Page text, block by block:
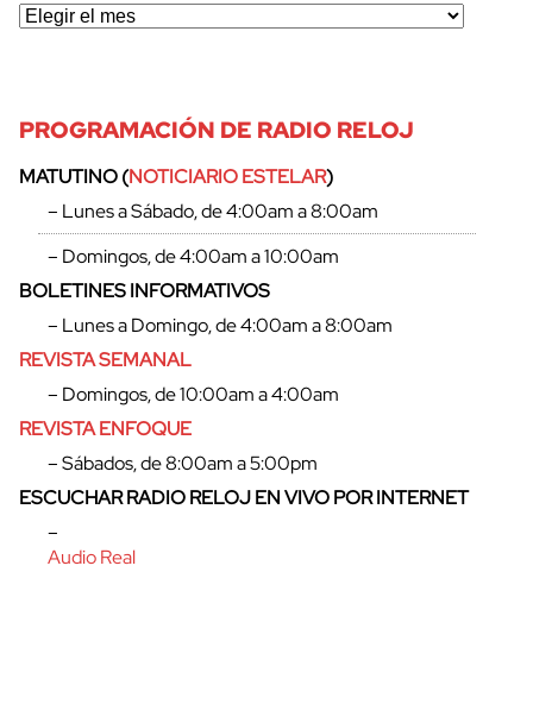
cerrar
PROGRAMACIÓN DE RADIO RELOJ
MATUTINO (NOTICIARIO ESTELAR)
– Lunes a Sábado, de 4:00am a 8:00am
– Domingos, de 4:00am a 10:00am
BOLETINES INFORMATIVOS
– Lunes a Domingo, de 4:00am a 8:00am
REVISTA SEMANAL
– Domingos, de 10:00am a 4:00am
REVISTA ENFOQUE
– Sábados, de 8:00am a 5:00pm
ESCUCHAR RADIO RELOJ EN VIVO POR INTERNET
–
Audio Real